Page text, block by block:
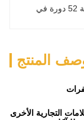
المنتج
التجارية الأخرى